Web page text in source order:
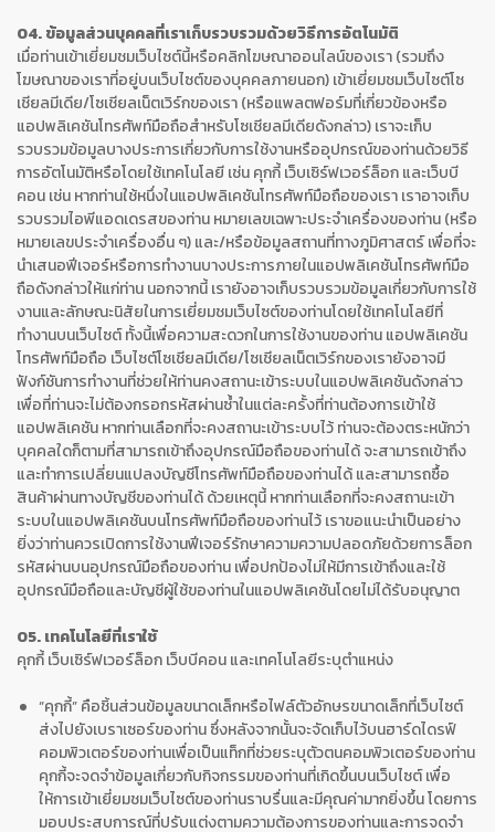
04. ข้อมูลส่วนบุคคลที่เราเก็บรวบรวมด้วยวิธีการอัตโนมัติ
เมื่อท่านเข้าเยี่ยมชมเว็บไซต์นี้หรือคลิกโฆษณาออนไลน์ของเรา (รวมถึง
โฆษณาของเราที่อยู่บนเว็บไซต์ของบุคคลภายนอก) เข้าเยี่ยมชมเว็บไซต์โซ
เชียลมีเดีย/โซเชียลเน็ตเวิร์กของเรา (หรือแพลตฟอร์มที่เกี่ยวข้องหรือ
แอปพลิเคชันโทรศัพท์มือถือสำหรับโซเชียลมีเดียดังกล่าว) เราจะเก็บ
รวบรวมข้อมูลบางประการเกี่ยวกับการใช้งานหรืออุปกรณ์ของท่านด้วยวิธี
การอัตโนมัติหรือโดยใช้เทคโนโลยี เช่น คุกกี้ เว็บเซิร์ฟเวอร์ล็อก และเว็บบี
คอน เช่น หากท่านใช้หนึ่งในแอปพลิเคชันโทรศัพท์มือถือของเรา เราอาจเก็บ
รวบรวมไอพีแอดเดรสของท่าน หมายเลขเฉพาะประจำเครื่องของท่าน (หรือ
หมายเลขประจำเครื่องอื่น ๆ) และ/หรือข้อมูลสถานที่ทางภูมิศาสตร์ เพื่อที่จะ
นำเสนอฟีเจอร์หรือการทำงานบางประการภายในแอปพลิเคชันโทรศัพท์มือ
ถือดังกล่าวให้แก่ท่าน นอกจากนี้ เรายังอาจเก็บรวบรวมข้อมูลเกี่ยวกับการใช้
งานและลักษณะนิสัยในการเยี่ยมชมเว็บไซต์ของท่านโดยใช้เทคโนโลยีที่
ทำงานบนเว็บไซต์ ทั้งนี้เพื่อความสะดวกในการใช้งานของท่าน แอปพลิเคชัน
โทรศัพท์มือถือ เว็บไซต์โซเชียลมีเดีย/โซเชียลเน็ตเวิร์กของเรายังอาจมี
ฟังก์ชันการทำงานที่ช่วยให้ท่านคงสถานะเข้าระบบในแอปพลิเคชันดังกล่าว
เพื่อที่ท่านจะไม่ต้องกรอกรหัสผ่านซ้ำในแต่ละครั้งที่ท่านต้องการเข้าใช้
แอปพลิเคชัน หากท่านเลือกที่จะคงสถานะเข้าระบบไว้ ท่านจะต้องตระหนักว่า
บุคคลใดก็ตามที่สามารถเข้าถึงอุปกรณ์มือถือของท่านได้ จะสามารถเข้าถึง
และทำการเปลี่ยนแปลงบัญชีโทรศัพท์มือถือของท่านได้ และสามารถซื้อ
สินค้าผ่านทางบัญชีของท่านได้ ด้วยเหตุนี้ หากท่านเลือกที่จะคงสถานะเข้า
ระบบในแอปพลิเคชันบนโทรศัพท์มือถือของท่านไว้ เราขอแนะนำเป็นอย่าง
ยิ่งว่าท่านควรเปิดการใช้งานฟีเจอร์รักษาความความปลอดภัยด้วยการล็อก
รหัสผ่านบนอุปกรณ์มือถือของท่าน เพื่อปกป้องไม่ให้มีการเข้าถึงและใช้
อุปกรณ์มือถือและบัญชีผู้ใช้ของท่านในแอปพลิเคชันโดยไม่ได้รับอนุญาต
05. เทคโนโลยีที่เราใช้
คุกกี้ เว็บเซิร์ฟเวอร์ล็อก เว็บบีคอน และเทคโนโลยีระบุตำแหน่ง
“คุกกี้” คือชิ้นส่วนข้อมูลขนาดเล็กหรือไฟล์ตัวอักษรขนาดเล็กที่เว็บไซต์
ส่งไปยังเบราเซอร์ของท่าน ซึ่งหลังจากนั้นจะจัดเก็บไว้บนฮาร์ดไดรฟ์
คอมพิวเตอร์ของท่านเพื่อเป็นแท็กที่ช่วยระบุตัวตนคอมพิวเตอร์ของท่าน
คุกกี้จะจดจำข้อมูลเกี่ยวกับกิจกรรมของท่านที่เกิดขึ้นบนเว็บไซต์ เพื่อ
ให้การเข้าเยี่ยมชมเว็บไซต์ของท่านราบรื่นและมีคุณค่ามากยิ่งขึ้น โดยการ
มอบประสบการณ์ที่ปรับแต่งตามความต้องการของท่านและการจดจำ